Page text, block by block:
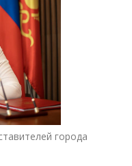
города